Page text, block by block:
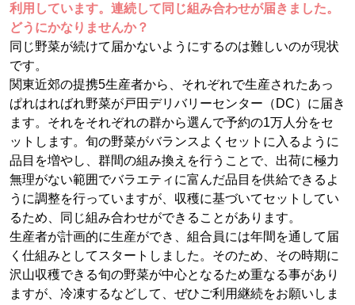
利用しています。連続して同じ組み合わせが届きました。
どうにかなりませんか？
同じ野菜が続けて届かないようにするのは難しいのが現状
です。
関東近郊の提携5生産者から、それぞれで生産されたあっ
ぱれはればれ野菜が戸田デリバリーセンター（DC）に届き
ます。それをそれぞれの群から選んで予約の1万人分をセ
ットします。旬の野菜がバランスよくセットに入るように
品目を増やし、群間の組み換えを行うことで、出荷に極力
無理がない範囲でバラエティに富んだ品目を供給できるよ
うに調整を行っていますが、収穫に基づいてセットしてい
るため、同じ組み合わせができることがあります。
生産者が計画的に生産ができ、組合員には年間を通して届
く仕組みとしてスタートしました。そのため、その時期に
沢山収穫できる旬の野菜が中心となるため重なる事があり
ますが、冷凍するなどして、ぜひご利用継続をお願いしま